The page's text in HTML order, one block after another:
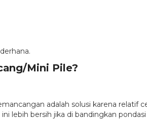
Mini Pile?
adalah solusi karena relatif
lebih bersih jika di bandingkan